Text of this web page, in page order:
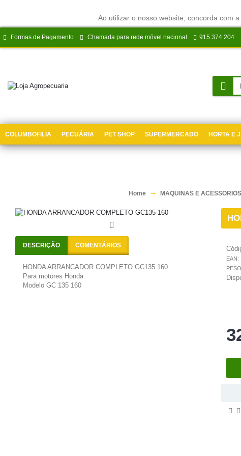
Ao utilizar o nosso website, concorda com
Formas de Pagamento Chamada para rede móvel nacional 915 374 204
COLUMBOFILIA PECUÁRIA PET SHOP SUPERMERCADO HORTA E
Home MAQUINAS E ACESSORIOS
DESCRIÇÃO COMENTÁRIOS
HONDA ARRANCADOR COMPLETO GC135 160
Para motores Honda
Modelo GC 135 160
EAN: